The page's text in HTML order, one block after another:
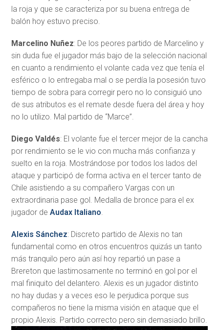
la roja y que se caracteriza por su buena entrega de
balón hoy estuvo preciso.
Marcelino Nuñez: De los peores partido de Marcelino y
sin duda fue el jugador más bajo de la selección nacional
en cuanto a rendimiento el volante cada vez que tenía el
esférico o lo entregaba mal o se perdía la posesión tuvo
tiempo de sobra para corregir pero no lo consiguió uno
de sus atributos es el remate desde fuera del área y hoy
no lo utilizo. Mal partido de “Marce”.
Diego Valdés: El volante fue el tercer mejor de la cancha
por rendimiento se le vio con mucha más confianza y
suelto en la roja. Mostrándose por todos los lados del
ataque y participó de forma activa en el tercer tanto de
Chile asistiendo a su compañero Vargas con un
extraordinaria pase gol. Medalla de bronce para el ex
jugador de Audax Italiano
Alexis Sánchez: Discreto partido de Alexis no tan
fundamental como en otros encuentros quizás un tanto
más tranquilo pero aún así hoy repartió un pase a
Brereton que lastimosamente no terminó en gol por el
mal finiquito del delantero. Alexis es un jugador distinto
no hay dudas y a veces eso le perjudica porque sus
compañeros no tiene la misma visión en ataque que el
propio Alexis. Partido correcto pero sin demasiado brillo.